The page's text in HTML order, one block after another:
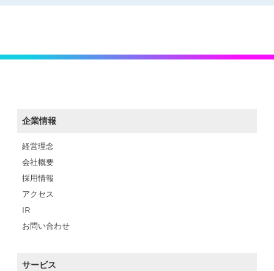
企業情報
経営理念
会社概要
採用情報
アクセス
IR
お問い合わせ
サービス